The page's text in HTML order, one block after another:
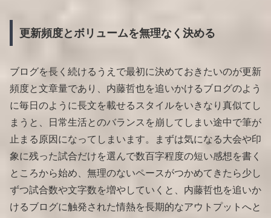
更新頻度とボリュームを無理なく決める
ブログを長く続けるうえで最初に決めておきたいのが更新
頻度と文章量であり、内藤哲也を追いかけるブログのよう
に毎日のように長文を載せるスタイルをいきなり真似てし
まうと、日常生活とのバランスを崩してしまい途中で筆が
止まる原因になってしまいます。まずは気になる大会や印
象に残った試合だけを選んで数百字程度の短い感想を書く
ところから始め、無理のないペースがつかめてきたら少し
ずつ試合数や文字数を増やしていくと、内藤哲也を追いか
けるブログに触発された情熱を長期的なアウトプットへと